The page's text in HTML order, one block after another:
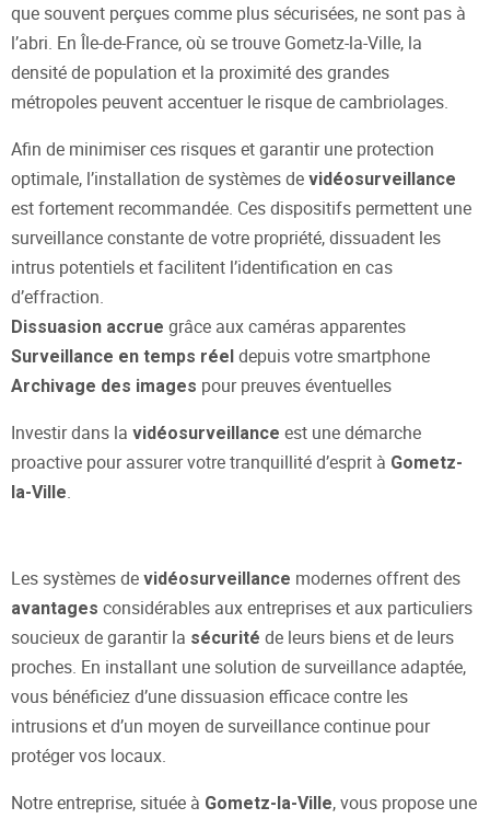
que souvent perçues comme plus sécurisées, ne sont pas à
l’abri. En Île-de-France, où se trouve Gometz-la-Ville, la
densité de population et la proximité des grandes
métropoles peuvent accentuer le risque de cambriolages.
Afin de minimiser ces risques et garantir une protection
optimale, l’installation de systèmes de vidéosurveillance
est fortement recommandée. Ces dispositifs permettent une
surveillance constante de votre propriété, dissuadent les
intrus potentiels et facilitent l’identification en cas
d’effraction.
Dissuasion accrue grâce aux caméras apparentes
Surveillance en temps réel depuis votre smartphone
Archivage des images pour preuves éventuelles
Investir dans la vidéosurveillance est une démarche
proactive pour assurer votre tranquillité d’esprit à Gometz-
la-Ville.
Les systèmes de vidéosurveillance modernes offrent des
avantages considérables aux entreprises et aux particuliers
soucieux de garantir la sécurité de leurs biens et de leurs
proches. En installant une solution de surveillance adaptée,
vous bénéficiez d’une dissuasion efficace contre les
intrusions et d’un moyen de surveillance continue pour
protéger vos locaux.
Notre entreprise, située à Gometz-la-Ville, vous propose une